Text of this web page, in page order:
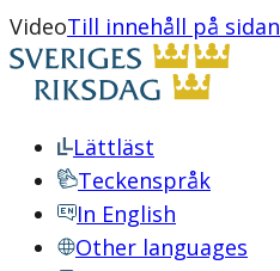
VideoTill innehåll på sidan
Lättläst
Teckenspråk
In English
Other languages